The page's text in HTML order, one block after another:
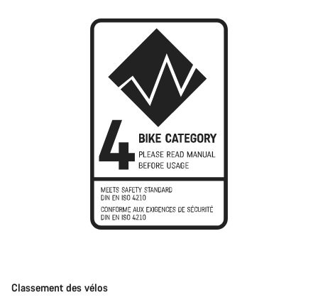
Classement des vélos